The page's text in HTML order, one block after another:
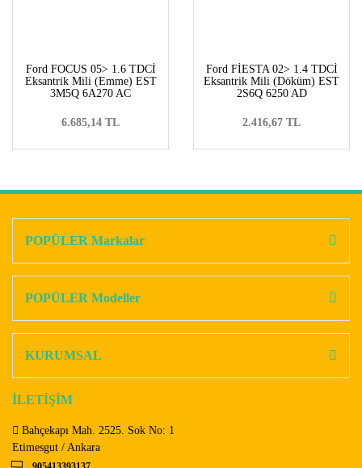
Ford FOCUS 05> 1.6 TDCİ
Eksantrik Mili (Emme) EST
3M5Q 6A270 AC
6.685,14 TL
Ford FİESTA 02> 1.4 TDCİ
Eksantrik Mili (Döküm) EST
2S6Q 6250 AD
2.416,67 TL
POPÜLER Markalar
POPÜLER Modeller
KURUMSAL
İLETİŞİM
Bahçekapı Mah. 2525. Sok No: 1
Etimesgut / Ankara